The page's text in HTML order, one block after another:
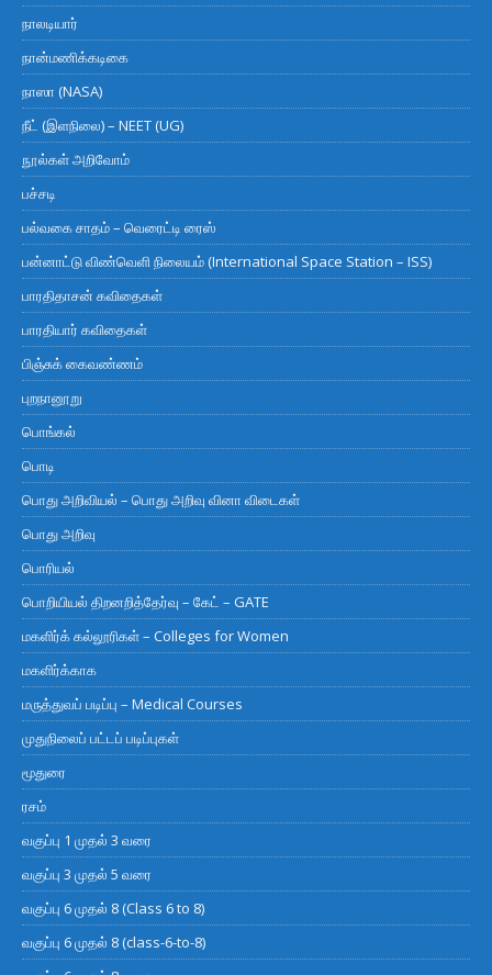
நாலடியார்
நான்மணிக்கடிகை
நாஸா (NASA)
நீட் (இளநிலை) – NEET (UG)
நூல்கள் அறிவோம்
பச்சடி
பல்வகை சாதம் – வெரைட்டி ரைஸ்
பன்னாட்டு விண்வெளி நிலையம் (International Space Station – ISS)
பாரதிதாசன் கவிதைகள்
பாரதியார் கவிதைகள்
பிஞ்சுக் கைவண்ணம்
புறநானூறு
பொங்கல்
பொடி
பொது அறிவியல் – பொது அறிவு வினா விடைகள்
பொது அறிவு
பொரியல்
பொறியியல் திறனறித்தேர்வு – கேட் – GATE
மகளிர்க் கல்லூரிகள் – Colleges for Women
மகளிர்க்காக
மருத்துவப் படிப்பு – Medical Courses
முதுநிலைப் பட்டப் படிப்புகள்
மூதுரை
ரசம்
வகுப்பு 1 முதல் 3 வரை
வகுப்பு 3 முதல் 5 வரை
வகுப்பு 6 முதல் 8 (Class 6 to 8)
வகுப்பு 6 முதல் 8 (class-6-to-8)